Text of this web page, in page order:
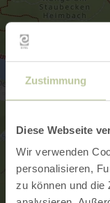
Zustimmung
Diese Webseite
Wir verwenden
personalisieren,
zu können und die